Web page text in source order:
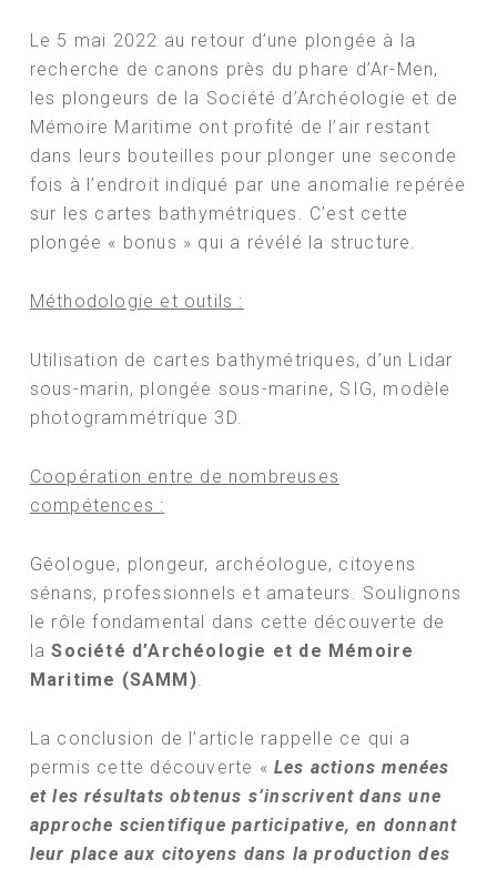
Le 5 mai 2022 au retour d’une plongée à la
recherche de canons près du phare d’Ar-Men,
les plongeurs de la Société d’Archéologie et de
Mémoire Maritime ont profité de l’air restant
dans leurs bouteilles pour plonger une seconde
fois à l’endroit indiqué par une anomalie repérée
sur les cartes bathymétriques. C’est cette
plongée « bonus » qui a révélé la structure.
Méthodologie et outils :
Utilisation de cartes bathymétriques, d’un Lidar
sous-marin, plongée sous-marine, SIG, modèle
photogrammétrique 3D.
Coopération entre de nombreuses
compétences :
Géologue, plongeur, archéologue, citoyens
sénans, professionnels et amateurs. Soulignons
le rôle fondamental dans cette découverte de
laSociété d’Archéologie et de Mémoire
Maritime (SAMM)
La conclusion de l’article rappelle ce qui a
permis cette découverte « Les actions menées
et les résultats obtenus s’inscrivent dans une
approche scientifique participative, en donnant
leur place aux citoyens dans la production des